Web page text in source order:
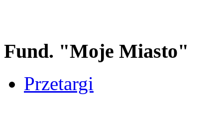
Fund. "Moje Miasto"
Przetargi